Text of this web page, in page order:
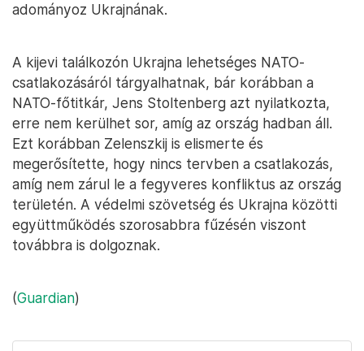
adományoz Ukrajnának.
A kijevi találkozón Ukrajna lehetséges NATO-
csatlakozásáról tárgyalhatnak, bár korábban a
NATO-főtitkár, Jens Stoltenberg azt nyilatkozta,
erre nem kerülhet sor, amíg az ország hadban áll.
Ezt korábban Zelenszkij is elismerte és
megerősítette, hogy nincs tervben a csatlakozás,
amíg nem zárul le a fegyveres konfliktus az ország
területén. A védelmi szövetség és Ukrajna közötti
együttműködés szorosabbra fűzésén viszont
továbbra is dolgoznak.
(Guardian)